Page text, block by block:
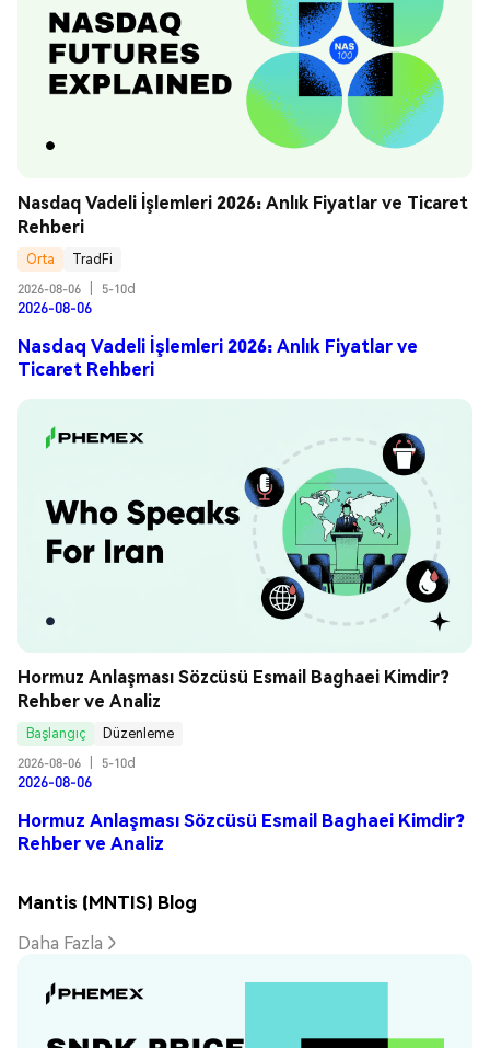
Nasdaq Vadeli İşlemleri 2026: Anlık Fiyatlar ve Ticaret
Rehberi
Orta
TradFi
2026-08-06
5-10d
2026-08-06
Nasdaq Vadeli İşlemleri 2026: Anlık Fiyatlar ve
Ticaret Rehberi
Hormuz Anlaşması Sözcüsü Esmail Baghaei Kimdir?
Rehber ve Analiz
Başlangıç
Düzenleme
2026-08-06
5-10d
2026-08-06
Hormuz Anlaşması Sözcüsü Esmail Baghaei Kimdir?
Rehber ve Analiz
Mantis (MNTIS) Blog
Daha Fazla